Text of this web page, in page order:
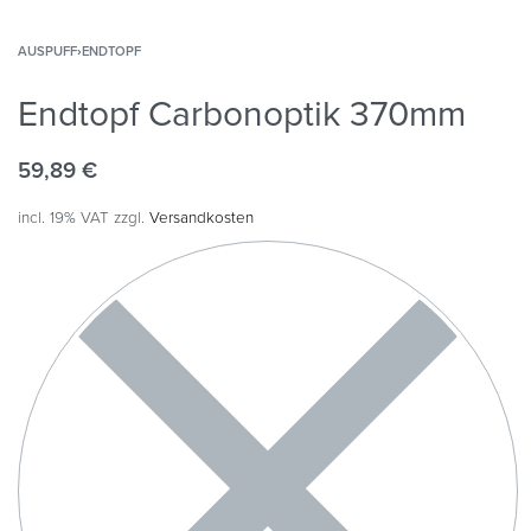
AUSPUFF›ENDTOPF
Endtopf Carbonoptik 370mm
59,89 €
incl. 19% VAT zzgl. Versandkosten